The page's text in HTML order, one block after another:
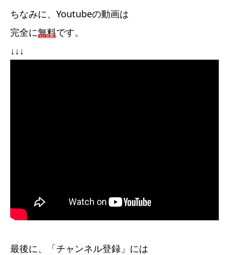
ちなみに、Youtubeの動画は
完全に無料です。
↓↓↓
最後に、「チャンネル登録」には